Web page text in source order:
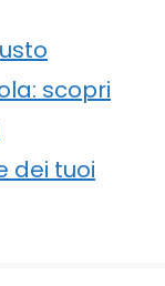
scopri
dei tuoi